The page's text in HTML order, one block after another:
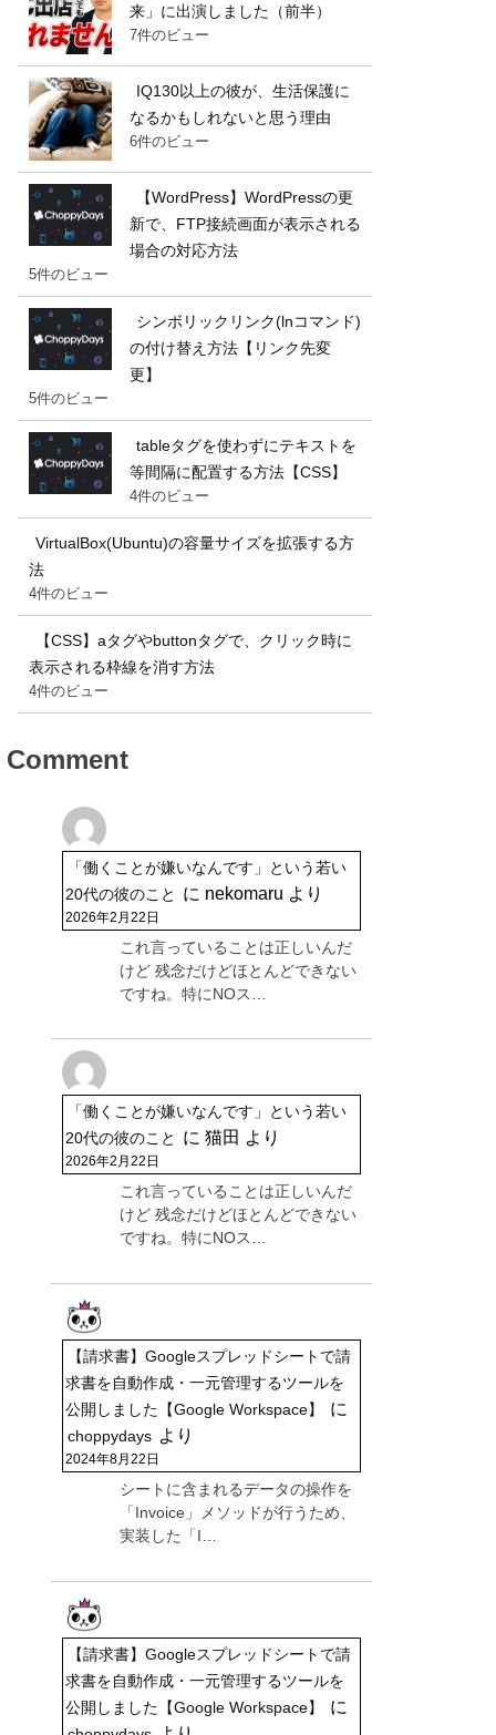
来」に出演しました（前半）
7件のビュー
IQ130以上の彼が、生活保護に
なるかもしれないと思う理由
6件のビュー
【WordPress】WordPressの更
新で、FTP接続画面が表示される
場合の対応方法
5件のビュー
シンボリックリンク(lnコマンド)
の付け替え方法【リンク先変
更】
5件のビュー
tableタグを使わずにテキストを
等間隔に配置する方法【CSS】
4件のビュー
VirtualBox(Ubuntu)の容量サイズを拡張する方
法
4件のビュー
【CSS】aタグやbuttonタグで、クリック時に
表示される枠線を消す方法
4件のビュー
Comment
「働くことが嫌いなんです」という若い
20代の彼のこと
に nekomaru より
2026年2月22日
これ言っていることは正しいんだ
けど 残念だけどほとんどできない
ですね。特にNOス…
「働くことが嫌いなんです」という若い
20代の彼のこと
に 猫田 より
2026年2月22日
これ言っていることは正しいんだ
けど 残念だけどほとんどできない
ですね。特にNOス…
【請求書】Googleスプレッドシートで請
求書を自動作成・一元管理するツールを
公開しました【Google Workspace】
に
choppydays より
2024年8月22日
シートに含まれるデータの操作を
「Invoice」メソッドが行うため、
実装した「I…
【請求書】Googleスプレッドシートで請
求書を自動作成・一元管理するツールを
公開しました【Google Workspace】
に